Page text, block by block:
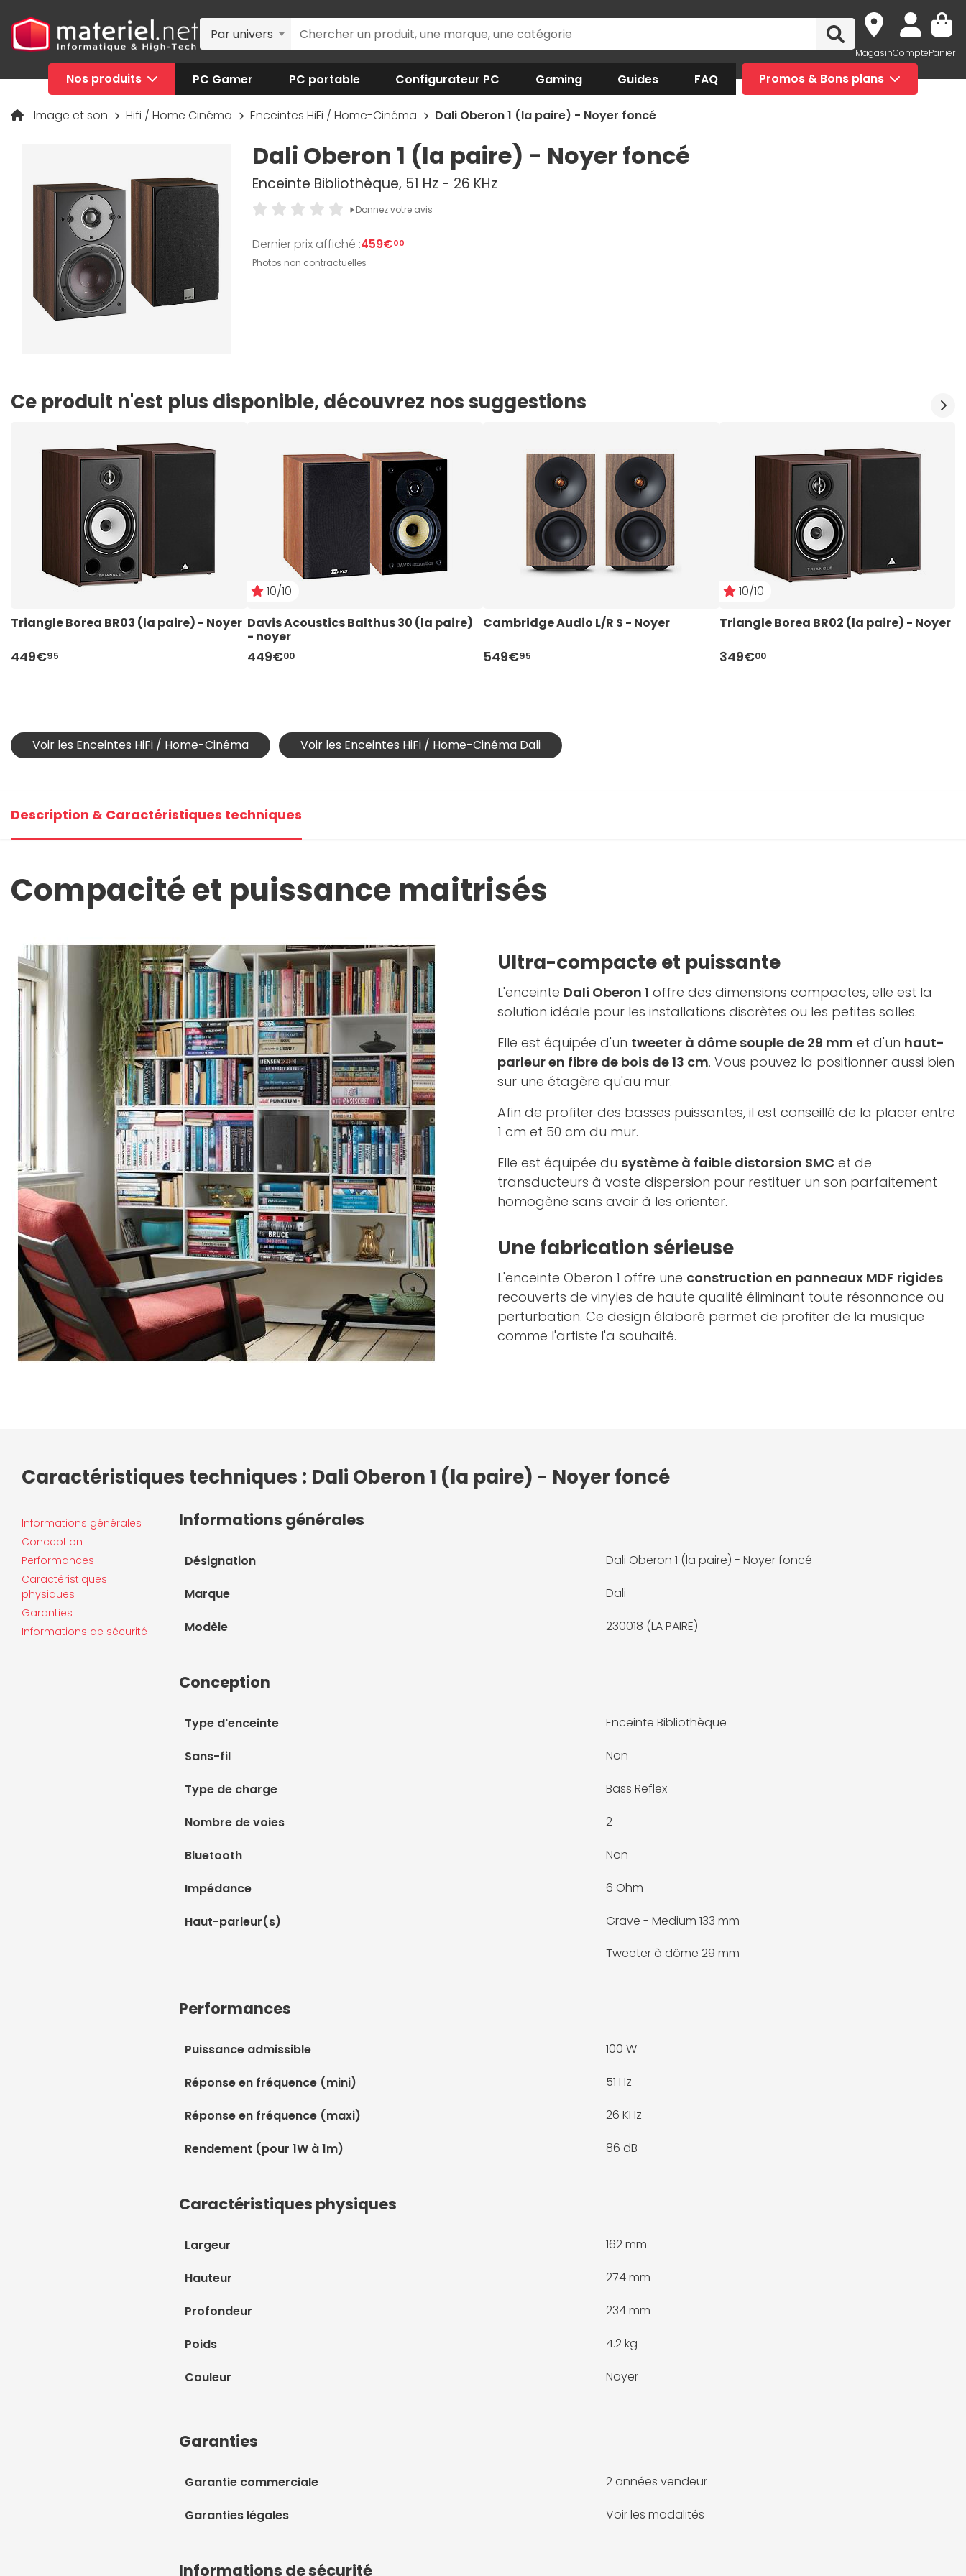
Par univers
MagasinComptePanier
Nos produits PC Gamer PC portable Configurateur PC Gaming Guides FAQ Promos & Bons plans
Image et son Hifi / Home Cinéma Enceintes HiFi / Home-Cinéma Dali Oberon 1 (la paire) - Noyer foncé
Dali Oberon 1 (la paire) - Noyer foncé
Enceinte Bibliothèque, 51 Hz - 26 KHz
Donnez votre avis
Dernier prix affiché :459€00
Photos non contractuelles
Ce produit n'est plus disponible, découvrez nos suggestions
Triangle Borea BR03 (la paire) - Noyer
449€95
10/10
Davis Acoustics Balthus 30 (la paire)
- noyer
449€00
Cambridge Audio L/R S - Noyer
549€95
10/10
Triangle Borea BR02 (la paire) - Noyer
349€00
Voir les Enceintes HiFi / Home-Cinéma Voir les Enceintes HiFi / Home-Cinéma Dali
Description & Caractéristiques techniques
Compacité et puissance maitrisés
Ultra-compacte et puissante
L'enceinte Dali Oberon 1 offre des dimensions compactes, elle est la
solution idéale pour les installations discrètes ou les petites salles.
Elle est équipée d'un tweeter à dôme souple de 29 mm et d'un haut-
parleur en fibre de bois de 13 cm. Vous pouvez la positionner aussi bien
sur une étagère qu'au mur.
Afin de profiter des basses puissantes, il est conseillé de la placer entre
1 cm et 50 cm du mur.
Elle est équipée du système à faible distorsion SMC et de
transducteurs à vaste dispersion pour restituer un son parfaitement
homogène sans avoir à les orienter.
Une fabrication sérieuse
L'enceinte Oberon 1 offre une construction en panneaux MDF rigides
recouverts de vinyles de haute qualité éliminant toute résonnance ou
perturbation. Ce design élaboré permet de profiter de la musique
comme l'artiste l'a souhaité.
Caractéristiques techniques : Dali Oberon 1 (la paire) - Noyer foncé
Informations générales
Conception
Performances
Caractéristiques
physiques
Garanties
Informations de sécurité
Informations générales
Désignation Dali Oberon 1 (la paire) - Noyer foncé
Marque Dali
Modèle 230018 (LA PAIRE)
Conception
Type d'enceinte Enceinte Bibliothèque
Sans-fil Non
Type de charge Bass Reflex
Nombre de voies 2
Bluetooth Non
Impédance 6 Ohm
Haut-parleur(s)
Grave - Medium 133 mm
Tweeter à dôme 29 mm
Performances
Puissance admissible 100 W
Réponse en fréquence (mini) 51 Hz
Réponse en fréquence (maxi) 26 KHz
Rendement (pour 1W à 1m) 86 dB
Caractéristiques physiques
Largeur 162 mm
Hauteur 274 mm
Profondeur 234 mm
Poids 4.2 kg
Couleur Noyer
Garanties
Garantie commerciale 2 années vendeur
Garanties légales Voir les modalités
Informations de sécurité